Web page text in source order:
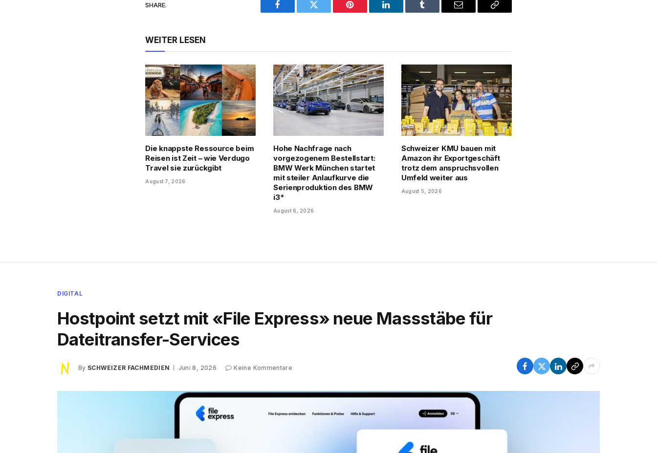
SHARE.
Facebook Twitter Pinterest LinkedIn Tumblr Email
Copy
WEITER LESEN
Die knappste Ressource beim
Reisen ist Zeit – wie Verdugo
Travel sie zurückgibt
August 7, 2026
Hohe Nachfrage nach
vorgezogenem Bestellstart:
BMW Werk München startet
mit steiler Anlaufkurve die
Serienproduktion des BMW
i3*
August 6, 2026
Schweizer KMU bauen mit
Amazon ihr Exportgeschäft
trotz dem anspruchsvollen
Umfeld weiter aus
August 5, 2026
DIGITAL
Hostpoint setzt mit «File Express» neue Massstäbe für
Dateitransfer-Services
By SCHWEIZER FACHMEDIEN Juni 8, 2026 Keine Kommentare